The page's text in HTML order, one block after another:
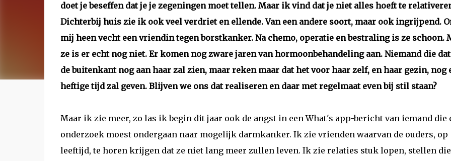
doet je beseffen dat je je zegeningen moet tellen. Maar ik vind dat je niet alles hoeft te
Dichterbij huis zie ik ook veel verdriet en ellende. Van een andere soort, maar ook ingrijpend.
mij heen vecht een vriendin tegen borstkanker. Na chemo, operatie en bestraling is ze schoon.
ze is er echt nog niet. Er komen nog zware jaren van hormoonbehandeling aan. Niemand die
de buitenkant nog aan haar zal zien, maar reken maar dat het voor haar zelf, en haar gezin, nog
heftige tijd zal geven. Blijven we ons dat realiseren en daar met regelmaat even bij stil staan?
Maar ik zie meer, zo las ik begin dit jaar ook de angst in een What's app-bericht van iemand die
onderzoek moest ondergaan naar mogelijk darmkanker. Ik zie vrienden waarvan de ouders, op
leeftijd, te horen krijgen dat ze niet lang meer zullen leven. Ik zie relaties stuk lopen, stellen die